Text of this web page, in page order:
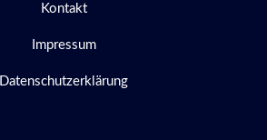
Kontakt
Impressum
Datenschutzerklärung